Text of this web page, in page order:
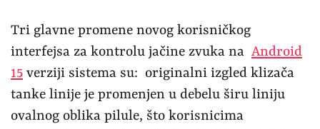
Tri glavne promene novog korisničkog
interfejsa za kontrolu jačine zvuka na Android
15 verziji sistema su: originalni izgled klizača
tanke linije je promenjen u debelu širu liniju
ovalnog oblika pilule, što korisnicima